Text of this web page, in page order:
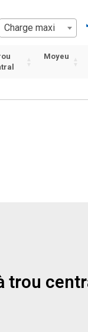
Charge maxi
Moyeu
trou